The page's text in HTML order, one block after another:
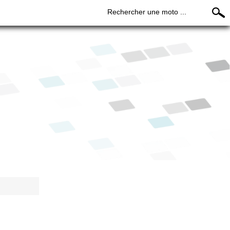
Rechercher une moto ...